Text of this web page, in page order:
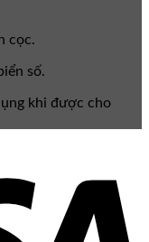
cọc.
số.
khi được cho